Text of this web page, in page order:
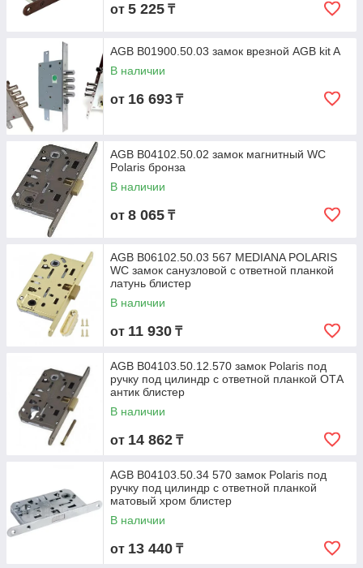
от 5 225 ₸
AGB B01900.50.03 замок врезной AGB kit A
В наличии
от 16 693 ₸
AGB B04102.50.02 замок магнитный WC
Polaris бронза
В наличии
от 8 065 ₸
AGB B06102.50.03 567 MEDIANA POLARIS
WC замок санузловой с ответной планкой
латунь блистер
В наличии
от 11 930 ₸
AGB B04103.50.12.570 замок Polaris под
ручку под цилиндр с ответной планкой ОТА
антик блистер
В наличии
от 14 862 ₸
AGB B04103.50.34 570 замок Polaris под
ручку под цилиндр с ответной планкой
матовый хром блистер
В наличии
от 13 440 ₸